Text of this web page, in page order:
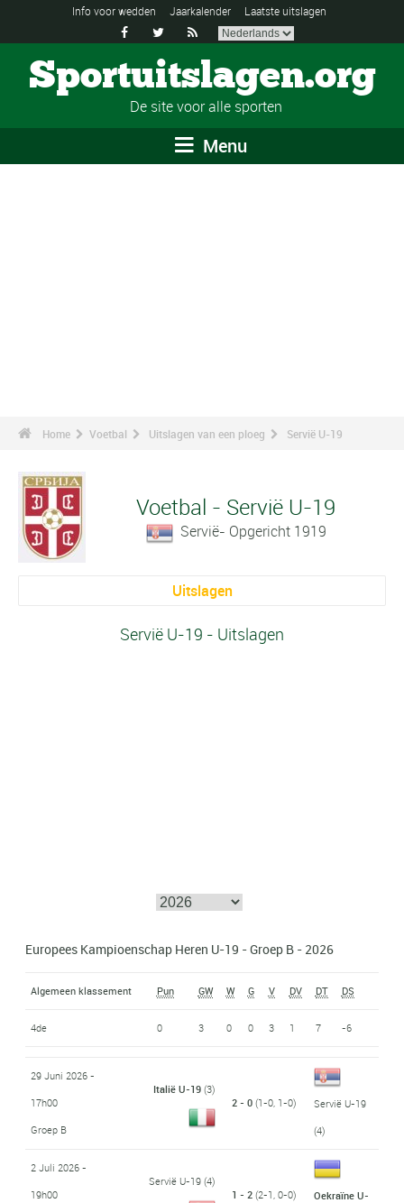
Info voor wedden Jaarkalender Laatste uitslagen
  
Sportuitslagen.org
De site voor alle sporten
Menu
Home Voetbal Uitslagen van een ploeg Servië U-19
Voetbal - Servië U-19
Servië- Opgericht 1919
Uitslagen
Servië U-19 - Uitslagen
Europees Kampioenschap Heren U-19 - Groep B - 2026
Algemeen klassement Pun GW W G V DV DT DS
4de 0 3 0 0 3 1 7 -6
29 Juni 2026 -
17h00
Groep B
Italië U-19(3)
2 - 0 (1-0, 1-0)
Servië U-19
(4)
2 Juli 2026 -
19h00
Servië U-19(4)
1 - 2 (2-1, 0-0)
Oekraïne U-